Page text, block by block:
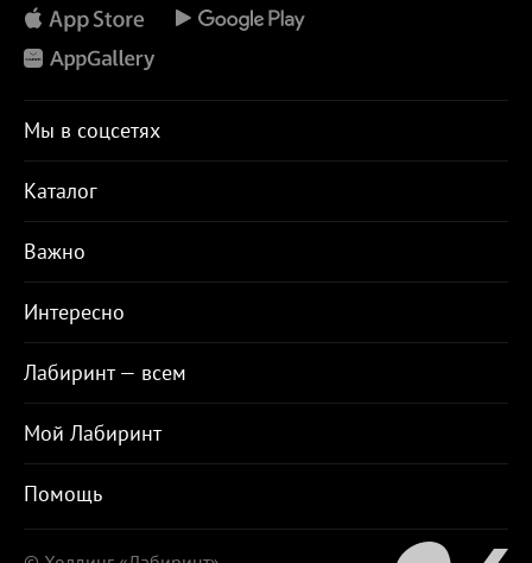
Мы в соцсетях
Каталог
Важно
Интересно
Лабиринт — всем
Мой Лабиринт
Помощь